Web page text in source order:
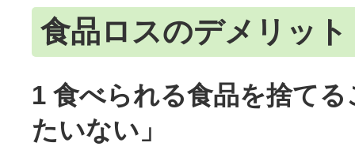
食品ロスのデメリット
1 食べられる食品を捨て
たいない」